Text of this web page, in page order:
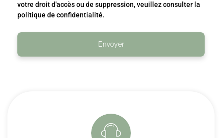
votre droit d'accès ou de suppression, veuillez consulter la
politique de confidentialité.
Envoyer